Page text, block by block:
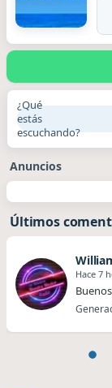
¿Qué
estás
escuchando?
Anuncios
Últimos
Hace 7